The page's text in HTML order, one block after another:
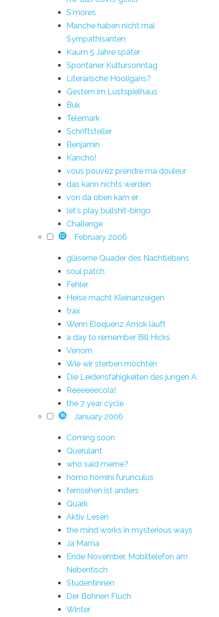
S'mores
Manche haben nicht mal
Sympathisanten
Kaum 5 Jahre später
Spontaner Kultursonntag
Literarische Hooligans?
Gestern im Lustspielhaus
Buk
Telemark
Schriftsteller
Benjamin
Kancho!
vous pouvez prendre ma douleur
das kann nichts werden
von da oben kam er
let's play bullshit-bingo
Challenge
12 February 2006
gläserne Quader des Nachtlebens
soul patch
Fehler
Heise macht Kleinanzeigen
trax
Wenn Eloquenz Amok läuft
a day to remember Bill Hicks
Venom
Wie wir sterben möchten
Die Leidensfähigkeiten des jungen A.
Reeeeeecola!
the 7 year cycle
16 January 2006
Coming soon
Querulant
who said meme?
homo homini furunculus
fernsehen ist anders
Quark
Aktiv Lesen
the mind works in mysterious ways
Ja Mama
Ende November, Mobiltelefon am
Nebentisch
Studentinnen
Der Bohnen Fluch
Winter